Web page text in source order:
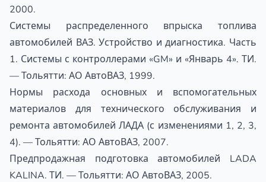
2000.
Системы распределенного впрыска топлива
автомобилей ВАЗ. Устройство и диагностика. Часть
1. Системы с контроллерами «GM» и «Январь 4». ТИ.
— Тольятти: АО АвтоВАЗ, 1999.
Нормы расхода основных и вспомогательных
материалов для технического обслуживания и
ремонта автомобилей ЛАДА (с изменениями 1, 2, 3,
4). — Тольятти: АО АвтоВАЗ, 2007.
Предпродажная подготовка автомобилей LADA
KALINA. ТИ. — Тольятти: АО АвтоВАЗ, 2005.